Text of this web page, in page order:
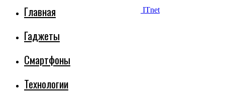
ITnet
Главная
Гаджеты
Смартфоны
Технологии